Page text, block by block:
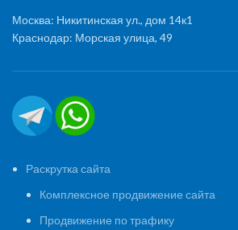
Москва: Никитинская ул., дом 14к1
Краснодар: Морская улица, 49
Раскрутка сайта
Комплексное продвижение сайта
Продвижение по трафику